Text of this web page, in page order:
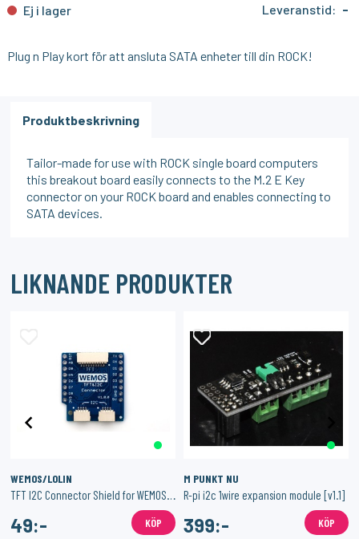
Ej i lager Leveranstid: -
Plug n Play kort för att ansluta SATA enheter till din ROCK!
Produktbeskrivning
Tailor-made for use with ROCK single board computers
this breakout board easily connects to the M.2 E Key
connector on your ROCK board and enables connecting to
SATA devices.
LIKNANDE PRODUKTER
WEMOS/LOLIN
49:- KÖP
M PUNKT NU
R-pi i2c 1wire expansion module [v1.1]
399:- KÖP